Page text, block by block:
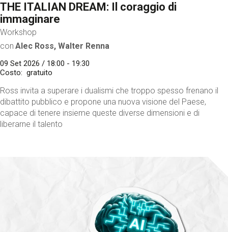
THE ITALIAN DREAM: Il coraggio di
immaginare
Workshop
con Alec Ross, Walter Renna
09 Set 2026 / 18:00 - 19:30
Costo
gratuito
Ross invita a superare i dualismi che troppo spesso frenano il
dibattito pubblico e propone una nuova visione del Paese,
capace di tenere insieme queste diverse dimensioni e di
liberarne il talento